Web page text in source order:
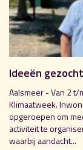
Ideeën
Aalsmeer - Van 2 t/
Klimaatweek.
opgeroepen om
activiteit te
waarbij aandacht...